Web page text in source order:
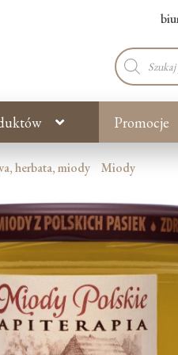
produktów
Promocje
herbata, miody Miody